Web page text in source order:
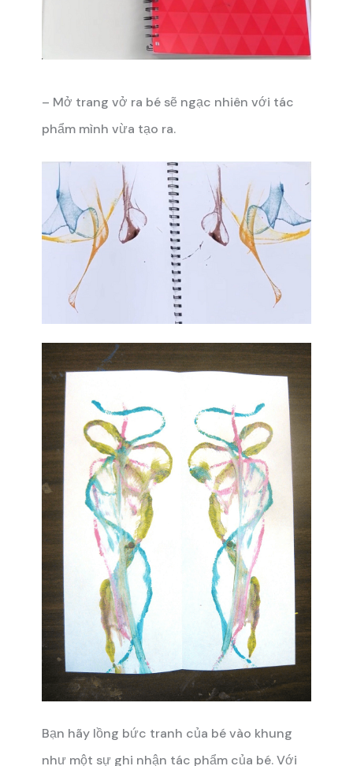
– Mở trang vở ra bé sẽ ngạc nhiên với tác
phẩm mình vừa tạo ra.
Bạn hãy lồng bức tranh của bé vào khung
như một sự ghi nhận tác phẩm của bé. Với